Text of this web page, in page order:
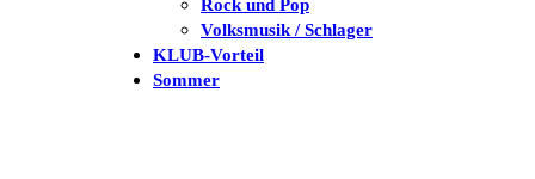
Volksmusik / Schlager
KLUB-Vorteil
Sommer